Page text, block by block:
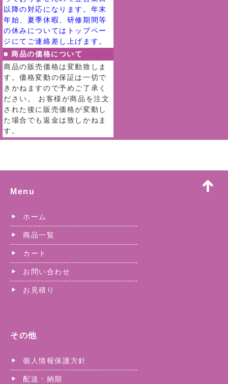
以降の対応になります。年末
年始、夏季休暇、研修期間等
の休みについてはトップペー
ジにてご連絡差し上げます。
■ 商品の価格について
商品の販売価格は変動致しま
す。価格変動の保証は一切で
きかねますので予めご了承く
ださい。 お客様が商品を注文
された後に販売価格が変動し
た場合でも返金は致しかねま
す。
Menu
ホーム
商品一覧
カート
お問い合わせ
お見積り
その他
個人情報保護方針
配送・納期